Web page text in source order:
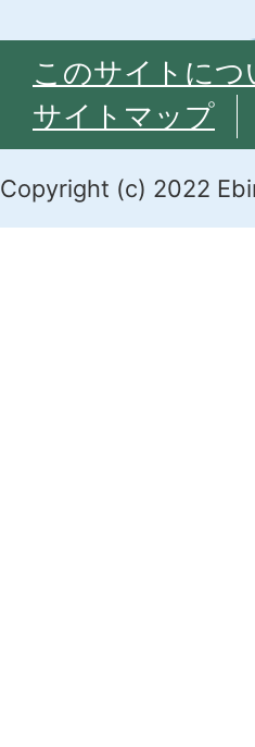
このサイトにつ
サイトマップ
Copyright (c) 2022